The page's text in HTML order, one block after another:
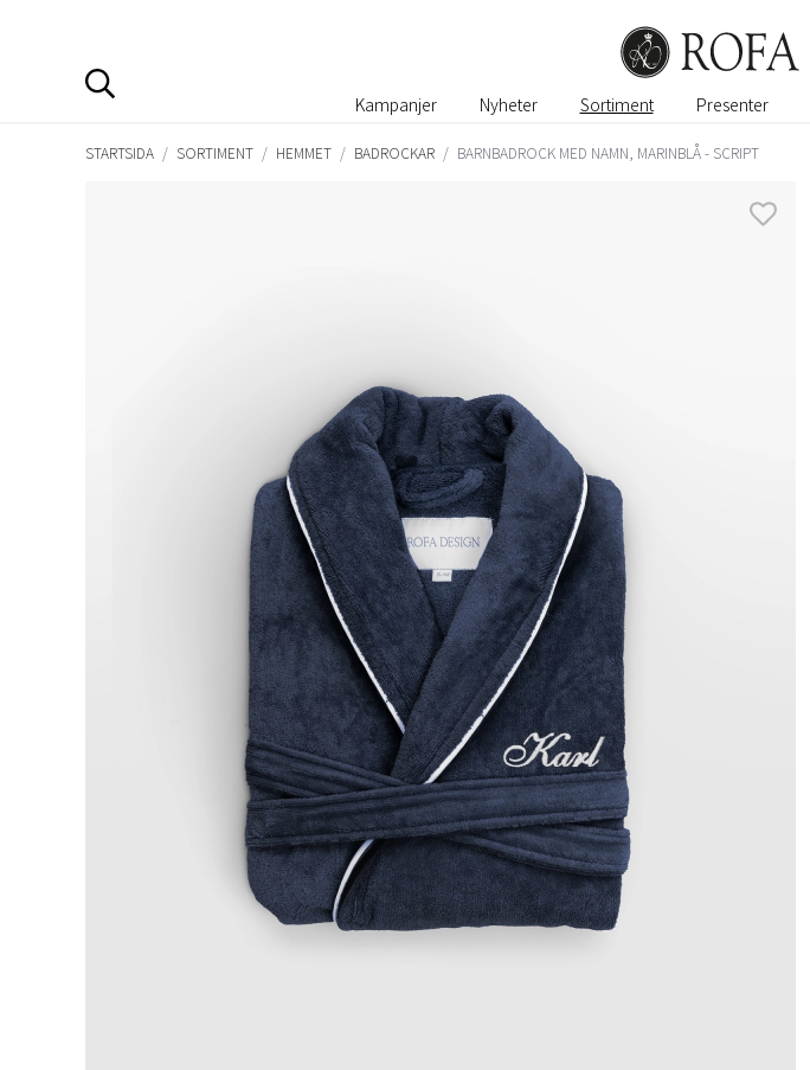
Kampanjer Nyheter Sortiment Presenter
STARTSIDA / SORTIMENT / HEMMET / BADROCKAR / BARNBADROCK MED NAMN, MARINBLÅ - SCRIPT